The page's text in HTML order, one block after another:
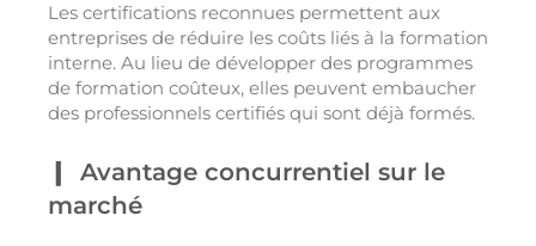
Les certifications reconnues permettent aux
entreprises de réduire les coûts liés à la formation
interne. Au lieu de développer des programmes
de formation coûteux, elles peuvent embaucher
des professionnels certifiés qui sont déjà formés.
Avantage concurrentiel sur le
marché